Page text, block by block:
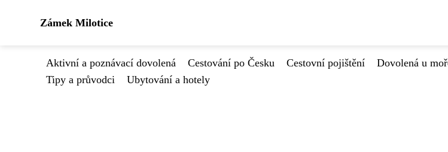
Zámek Milotice
Aktivní a poznávací dovolená Cestování po Česku Cestovní pojištění Dovolená u
Tipy a průvodci
Ubytování a hotely